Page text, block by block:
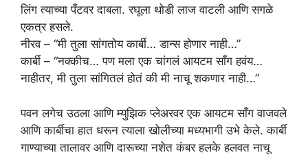
लिंग त्याच्या पँटवर दाबला. रघूला थोडी लाज वाटली आणि सगळे
एकत्र हसले.
नीरव – “मी तुला सांगतोय कार्बी… डान्स होणार नाही…”
कार्बी – “नक्कीच… पण मला एक चांगलं आयटम साँग हवंय…
नाहीतर, मी तुला सांगितलं होतं की मी नाचू शकणार नाही…”
पवन लगेच उठला आणि म्युझिक प्लेअरवर एक आयटम साँग वाजवले
आणि कार्बीचा हात धरून त्याला खोलीच्या मध्यभागी उभे केले. कार्बी
गाण्याच्या तालावर आणि दारूच्या नशेत कंबर हलके हलवत नाचू